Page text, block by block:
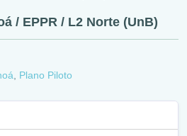
/ EPPR / L2 Norte (UnB)
Plano Piloto